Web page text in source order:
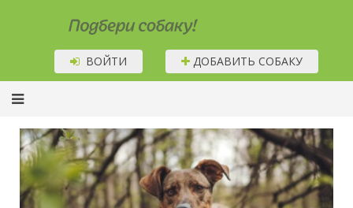
Подбери собаку!
ВОЙТИ ДОБАВИТЬ СОБАКУ